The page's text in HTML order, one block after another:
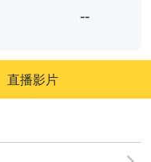
--
直播影片